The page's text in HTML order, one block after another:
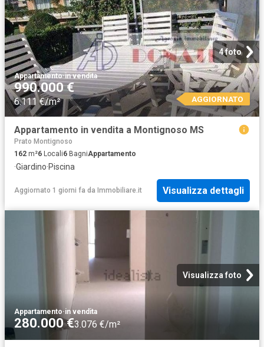
4 foto
Appartamento·in vendita
990.000 €
6.111 €/m² AGGIORNATO
Appartamento in vendita a Montignoso MS
Prato Montignoso
162 m²6 Locali6 BagniAppartamento
·Giardino·Piscina
Aggiornato 1 giorni fa da Immobiliare.it Visualizza dettagli
Visualizza foto
Appartamento·in vendita
280.000 €3.076 €/m²